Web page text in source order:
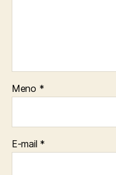
Meno *
E-mail *